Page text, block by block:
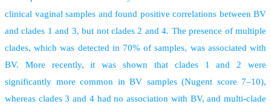
clinical vaginal samples and found positive correlations between BV
and clades 1 and 3, but not clades 2 and 4. The presence of multiple
clades, which was detected in 70% of samples, was associated with
BV. More recently, it was shown that clades 1 and 2 were
significantly more common in BV samples (Nugent score 7–10),
whereas clades 3 and 4 had no association with BV, and multi-clade